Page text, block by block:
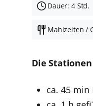
Dauer: 4 Std.
Mahlzeiten /
Die
ca. 45